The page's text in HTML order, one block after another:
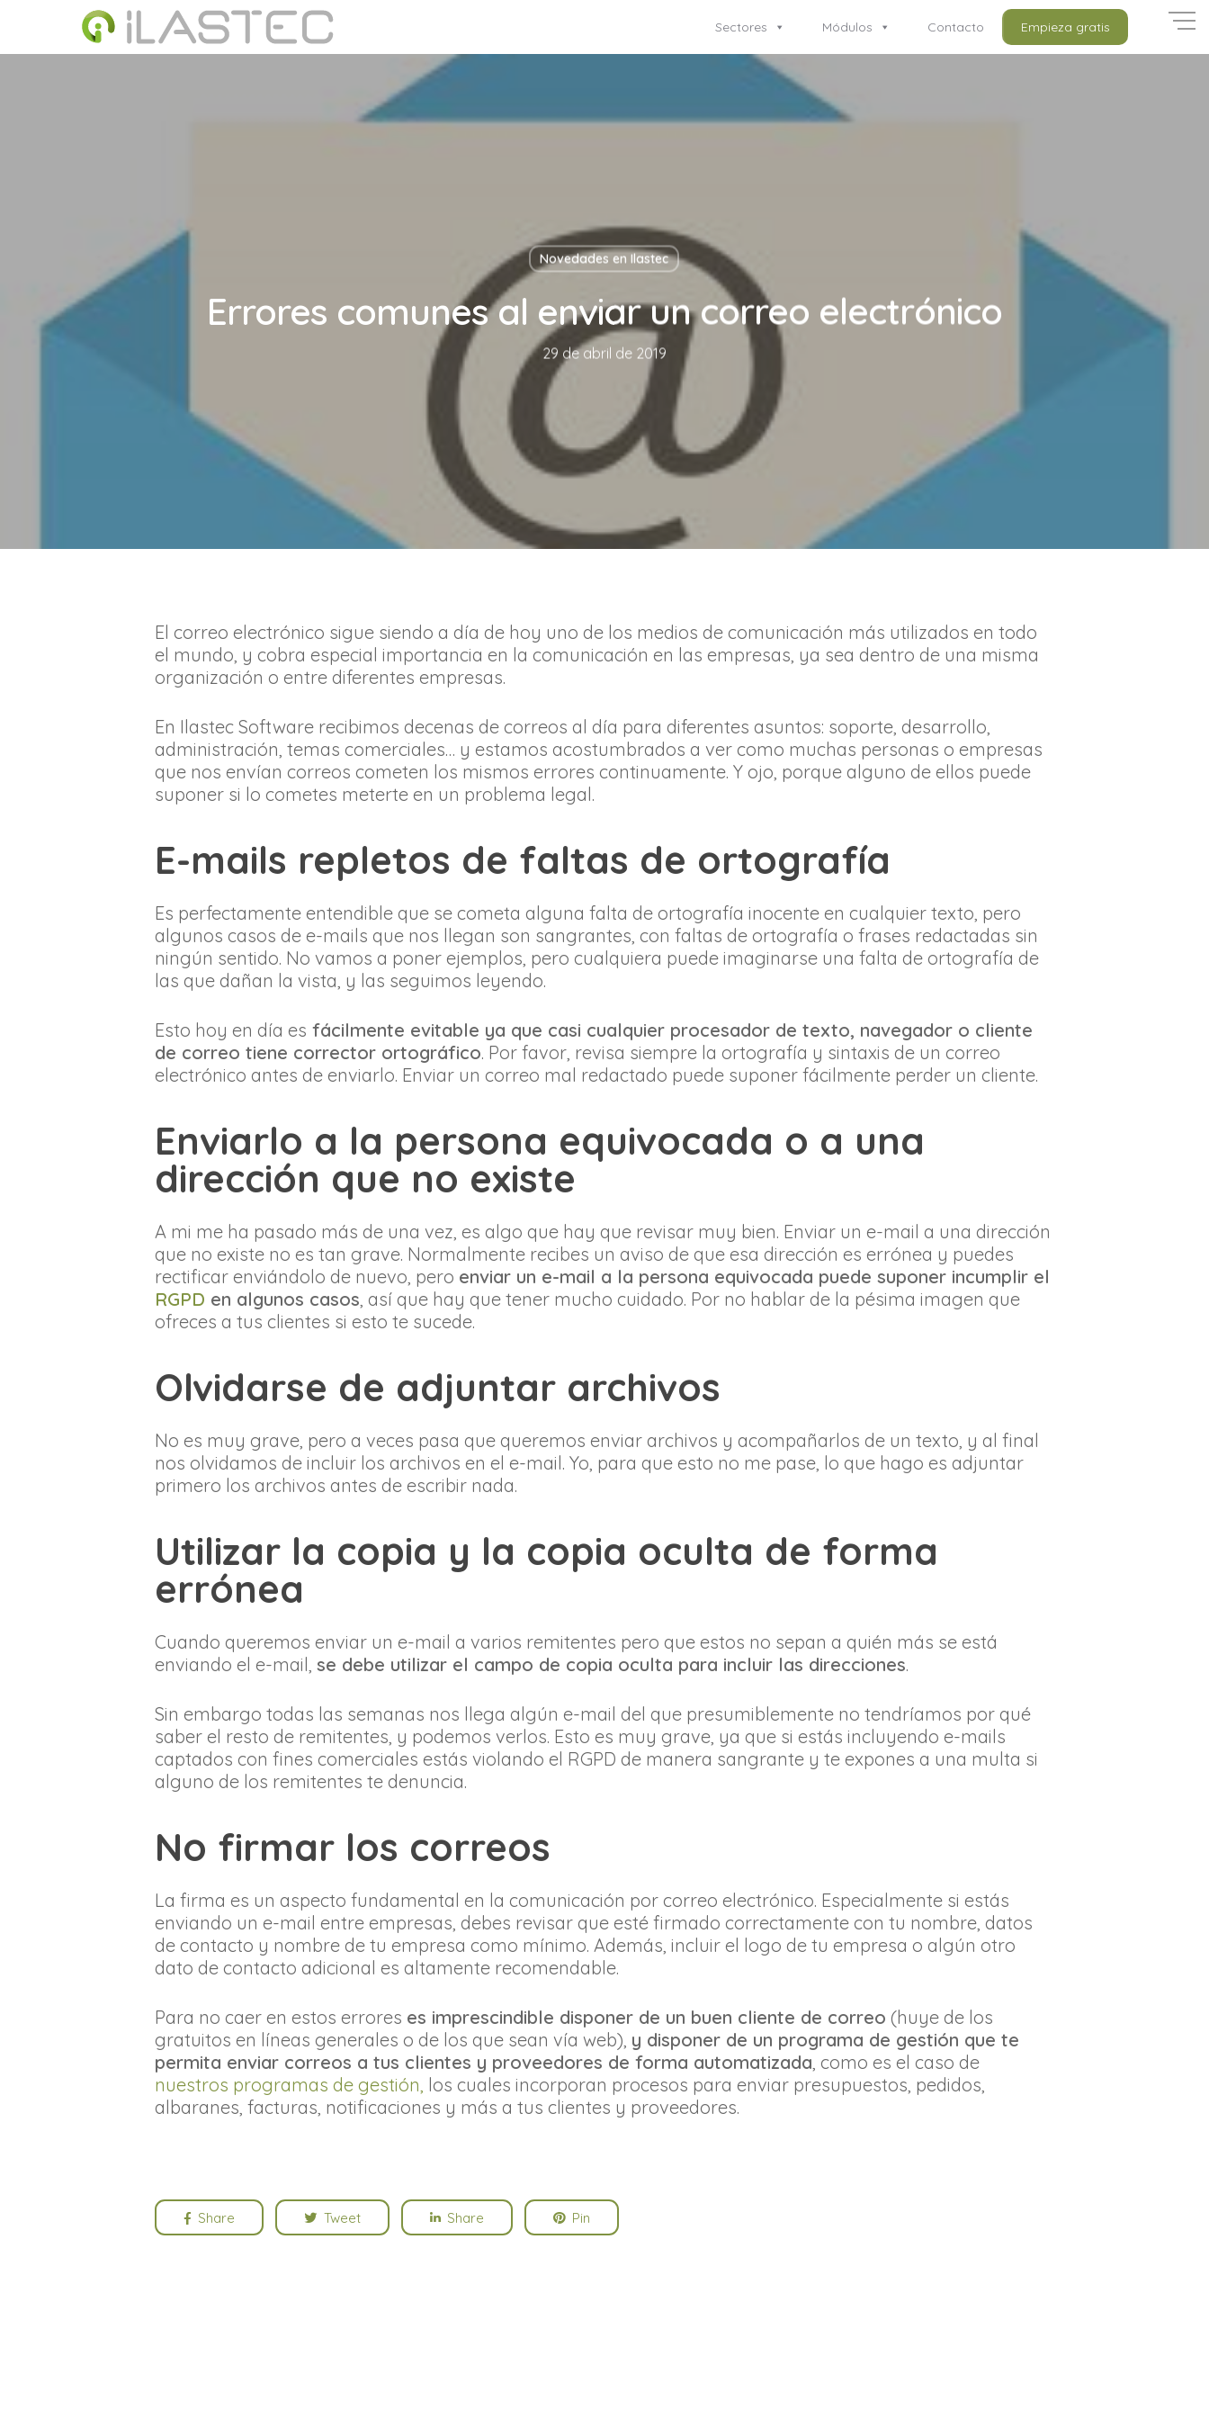
Sectores Módulos Contacto Empieza gratis
Novedades en Ilastec
Errores comunes al enviar un correo electrónico
29 de abril de 2019
El correo electrónico sigue siendo a día de hoy uno de los medios de comunicación más utilizados en todo
el mundo, y cobra especial importancia en la comunicación en las empresas, ya sea dentro de una misma
organización o entre diferentes empresas.
En Ilastec Software recibimos decenas de correos al día para diferentes asuntos: soporte, desarrollo,
administración, temas comerciales… y estamos acostumbrados a ver como muchas personas o empresas
que nos envían correos cometen los mismos errores continuamente. Y ojo, porque alguno de ellos puede
suponer si lo cometes meterte en un problema legal.
E-mails repletos de faltas de ortografía
Es perfectamente entendible que se cometa alguna falta de ortografía inocente en cualquier texto, pero
algunos casos de e-mails que nos llegan son sangrantes, con faltas de ortografía o frases redactadas sin
ningún sentido. No vamos a poner ejemplos, pero cualquiera puede imaginarse una falta de ortografía de
las que dañan la vista, y las seguimos leyendo.
Esto hoy en día es fácilmente evitable ya que casi cualquier procesador de texto, navegador o cliente
de correo tiene corrector ortográfico. Por favor, revisa siempre la ortografía y sintaxis de un correo
electrónico antes de enviarlo. Enviar un correo mal redactado puede suponer fácilmente perder un cliente.
Enviarlo a la persona equivocada o a una
dirección que no existe
A mi me ha pasado más de una vez, es algo que hay que revisar muy bien. Enviar un e-mail a una dirección
que no existe no es tan grave. Normalmente recibes un aviso de que esa dirección es errónea y puedes
rectificar enviándolo de nuevo, pero enviar un e-mail a la persona equivocada puede suponer incumplir el
RGPD en algunos casos, así que hay que tener mucho cuidado. Por no hablar de la pésima imagen que
ofreces a tus clientes si esto te sucede.
Olvidarse de adjuntar archivos
No es muy grave, pero a veces pasa que queremos enviar archivos y acompañarlos de un texto, y al final
nos olvidamos de incluir los archivos en el e-mail. Yo, para que esto no me pase, lo que hago es adjuntar
primero los archivos antes de escribir nada.
Utilizar la copia y la copia oculta de forma
errónea
Cuando queremos enviar un e-mail a varios remitentes pero que estos no sepan a quién más se está
enviando el e-mail, se debe utilizar el campo de copia oculta para incluir las direcciones.
Sin embargo todas las semanas nos llega algún e-mail del que presumiblemente no tendríamos por qué
saber el resto de remitentes, y podemos verlos. Esto es muy grave, ya que si estás incluyendo e-mails
captados con fines comerciales estás violando el RGPD de manera sangrante y te expones a una multa si
alguno de los remitentes te denuncia.
No firmar los correos
La firma es un aspecto fundamental en la comunicación por correo electrónico. Especialmente si estás
enviando un e-mail entre empresas, debes revisar que esté firmado correctamente con tu nombre, datos
de contacto y nombre de tu empresa como mínimo. Además, incluir el logo de tu empresa o algún otro
dato de contacto adicional es altamente recomendable.
Para no caer en estos errores es imprescindible disponer de un buen cliente de correo (huye de los
gratuitos en líneas generales o de los que sean vía web), y disponer de un programa de gestión que te
permita enviar correos a tus clientes y proveedores de forma automatizada, como es el caso de
nuestros programas de gestión, los cuales incorporan procesos para enviar presupuestos, pedidos,
albaranes, facturas, notificaciones y más a tus clientes y proveedores.
Share Tweet Share Pin